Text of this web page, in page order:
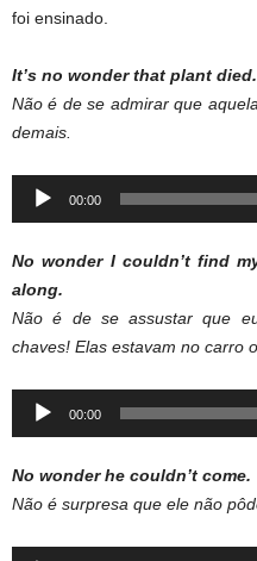
foi ensinado.
It’s no wonder that plant died.
Não é de se admirar que
demais.
Audio
00:00
NowonderI couldn’t find
along.
Não é de se assustar que
chaves! Elas estavam no carro
Audio
00:00
No wonder he couldn’t come.
Não é surpresa que ele não